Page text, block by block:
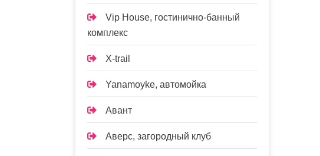
Vip House, гостинично-банный
комплекс
X-trail
Yanamoyke, автомойка
Авант
Аверс, загородный клуб